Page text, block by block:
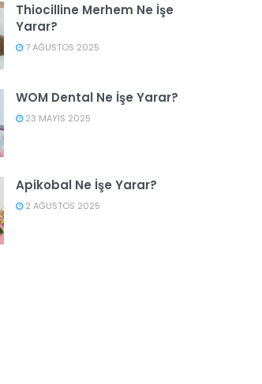
Thiocilline Merhem Ne İşe
Yarar?
7 AĞUSTOS 2025
WOM Dental Ne İşe Yarar?
23 MAYIS 2025
Apikobal Ne İşe Yarar?
2 AĞUSTOS 2025